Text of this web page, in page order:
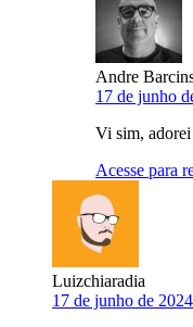
Andre
17 de junho
Vi sim,
Acesse para
Luizchiaradia
17 de junho de